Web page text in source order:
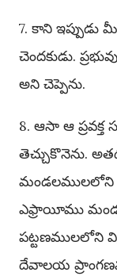
7. కాని ఇప్పుడు
చెందకుడు.
అని చెప్పెను.
8. ఆసా ఆ ప్రవక్త
తెచ్చుకొనెను.
మండలములలోని
ఎఫ్రాయీము
పట్టణములలోని
దేవాలయ